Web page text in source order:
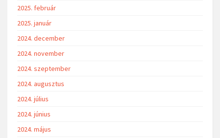
2025. február
2025. január
2024. december
2024. november
2024. szeptember
2024. augusztus
2024. július
2024. június
2024. május